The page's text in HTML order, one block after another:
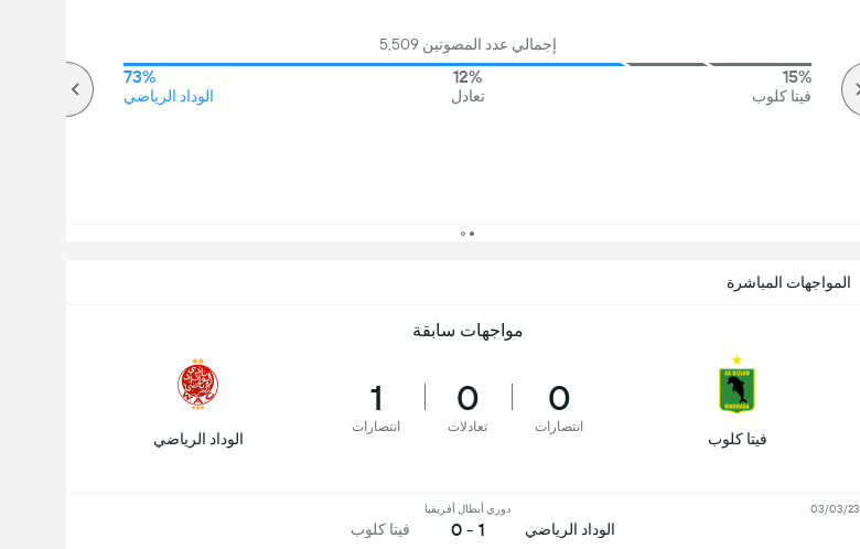
إجمالي عدد المصوتين 5,509
15%
فيتا كلوب
12%
تعادل
73%
الوداد الرياضي
المواجهات المباشرة
مواجهات سابقة
فيتا كلوب
0
انتصارات
0
تعادلات
1
انتصارات
الوداد الرياضي
الوداد الرياضي
دوري أبطال أفريقيا
1 - 0 فيتا كلوب
03/03/23